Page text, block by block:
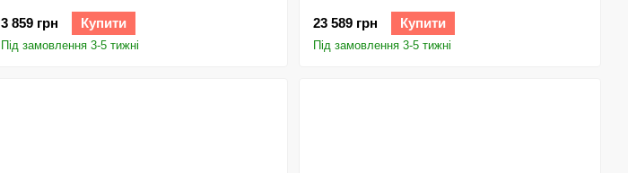
3 859 грн Купити
Під замовлення 3-5 тижні
23 589 грн Купити
Під замовлення 3-5 тижні